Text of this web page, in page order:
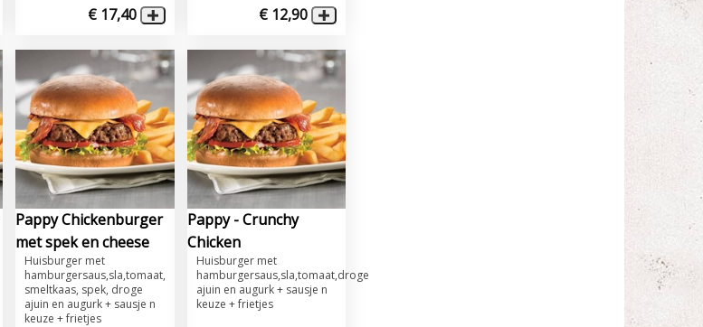
€ 17,40 € 12,90
Pappy Chickenburger
met spek en cheese
​Huisburger met
hamburgersaus,sla,tomaat,
smeltkaas, spek, droge
ajuin en augurk + sausje n
keuze + frietjes
Pappy - Crunchy
Chicken
​Huisburger met
hamburgersaus,sla,tomaat,droge
ajuin en augurk + sausje n
keuze + frietjes